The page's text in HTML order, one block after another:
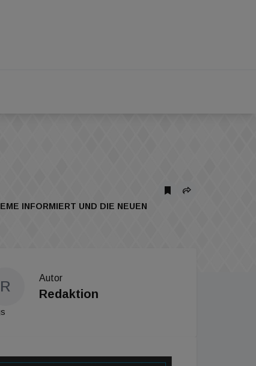
INFORMIERT UND DIE NEUEN
R
Autor
Redaktion